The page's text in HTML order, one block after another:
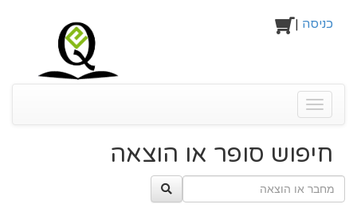
| כניסה
Toggle
חיפוש סופר או הוצאה